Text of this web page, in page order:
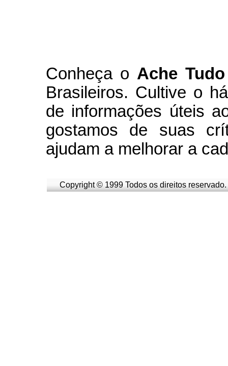
Conheçao Ache
Brasileiros. Cultive o
de informações úteis
gostamos de suas
ajudam a melhorar a
Copyright © 1999 Todos os direitos reservado.